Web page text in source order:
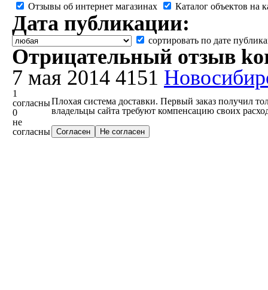
Отзывы об интернет магазинах Каталог объектов на
Дата публикации:
сортировать по дате
Отрицательный отзыв
7 мая 2014 4151
1
согласны
0
не
согласны
Плохая система доставки. Первый заказ получил
владельцы сайта требуют компенсацию своих